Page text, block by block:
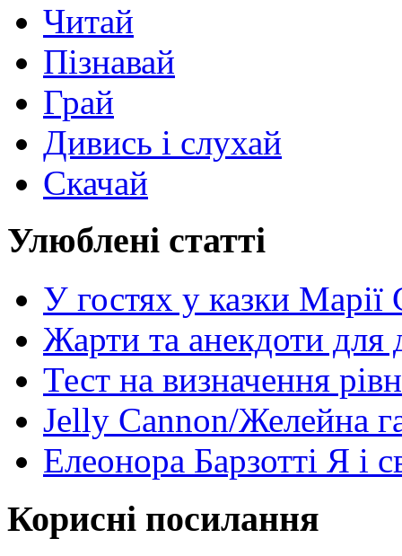
Читай
Пізнавай
Грай
Дивись і слухай
Скачай
Улюблені статті
У гостях у казки
Жарти та анекдоти для
Тест на визначення
Jelly Cannon/Желейна
Елеонора Барзотті Я і
Корисні посилання